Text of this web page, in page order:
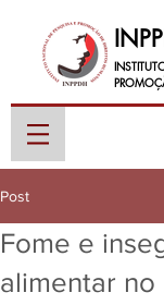
Post
Fome e
alimentar no